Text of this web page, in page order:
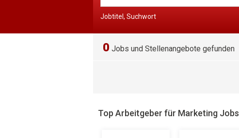
Jobtitel, Suchwort
0 Jobs und Stellenangebote gefunden
Top Arbeitgeber für Marketing Jobs